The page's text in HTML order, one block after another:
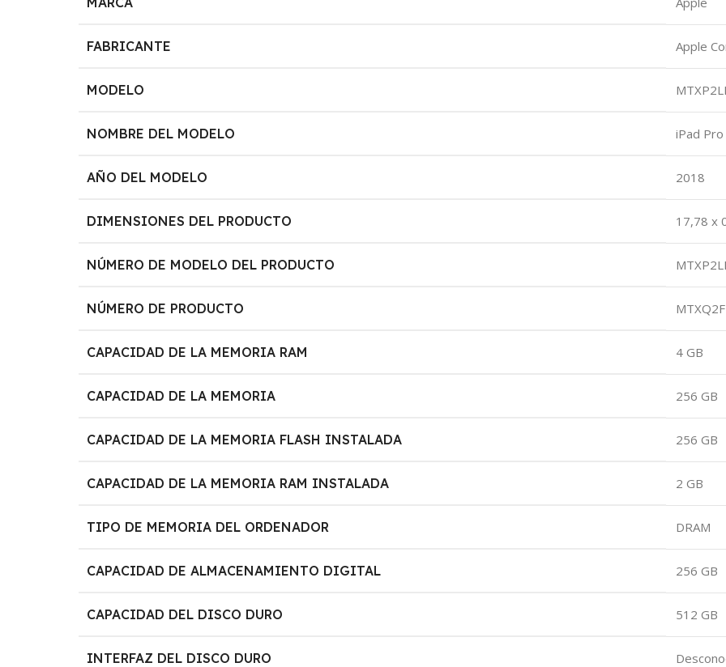
FABRICANTE ‎Apple
MODELO
NOMBRE DEL MODELO ‎iPad Pro
AÑO DEL MODELO ‎2018
DIMENSIONES DEL PRODUCTO ‎17,78 x
NÚMERO DE MODELO DEL PRODUCTO
NÚMERO DE PRODUCTO
CAPACIDAD DE LA MEMORIA RAM ‎4 GB
CAPACIDAD DE LA MEMORIA ‎256 GB
CAPACIDAD DE LA MEMORIA FLASH INSTALADA ‎256 GB
CAPACIDAD DE LA MEMORIA RAM INSTALADA ‎2 GB
TIPO DE MEMORIA DEL ORDENADOR ‎DRAM
CAPACIDAD DE ALMACENAMIENTO DIGITAL ‎256 GB
CAPACIDAD DEL DISCO DURO ‎512 GB
INTERFAZ DEL DISCO DURO